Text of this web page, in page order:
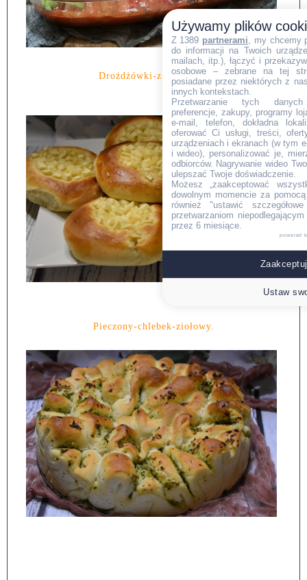
Drożdżówki-z-jabłkami.
Pieczony-chlebek-ziołowy.
Używamy plików
Z 1389 partnerami , my chcemy
do informacji na Twoich
mailach, itp.), łączyć i
osobowe – zebrane na tej
posiadane przez niektórych z
innych kontekstach.
Przetwarzanie tych danych
preferencje, zakupy, programy
e-mail, telefon, dokładna
oferować Ci usługi, treści,
urządzeniach i ekranach (w tym
i wideo), personalizować je,
odbiorców. Nagrywanie wideo
ulepszać Twoje doświadczenie.
Możesz „zaakceptować
dowolnym momencie za
również "ustawić
przetwarzaniom
przez 6 miesiące.
powered
Ustaw